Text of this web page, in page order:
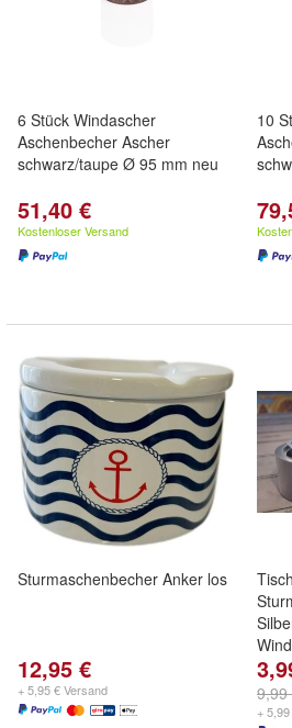
6 Stück Windascher
Aschenbecher Ascher
schwarz/taupe Ø 95 mm neu
51,40 €
Kostenloser Versand
10
Sturmaschenbecher Anker los
12,95 €
+ 5,95 € Versand 9,99
+